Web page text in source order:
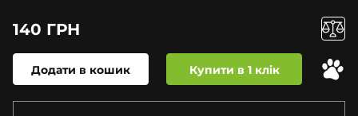
140 ГРН
Додати в кошик Купити в 1 клік